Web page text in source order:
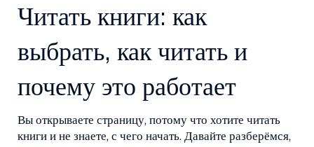
Читать книги: как
выбрать, как читать и
почему это работает
Вы открываете страницу, потому что хотите читать
книги и не знаете, с чего начать. Давайте разберёмся,